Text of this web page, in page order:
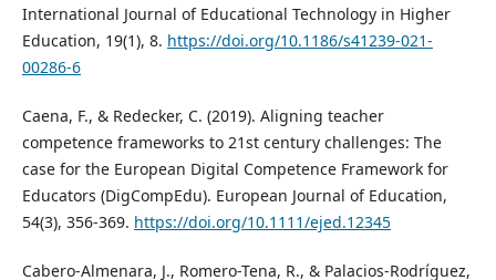
International Journal of Educational Technology in Higher
Education, 19(1), 8. https://doi.org/10.1186/s41239-021-
00286-6
Caena, F., & Redecker, C. (2019). Aligning teacher
competence frameworks to 21st century challenges: The
case for the European Digital Competence Framework for
Educators (DigCompEdu). European Journal of Education,
54(3), 356-369. https://doi.org/10.1111/ejed.12345
Cabero-Almenara, J., Romero-Tena, R., & Palacios-Rodríguez,